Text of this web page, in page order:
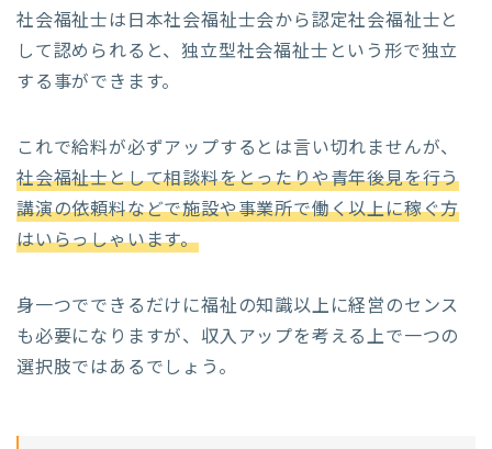
社会福祉士は日本社会福祉士会から認定社会福祉士と
して認められると、独立型社会福祉士という形で独立
する事ができます。
これで給料が必ずアップするとは言い切れませんが、
社会福祉士として相談料をとったりや青年後見を行う
講演の依頼料などで施設や事業所で働く以上に稼ぐ方
はいらっしゃいます。
身一つでできるだけに福祉の知識以上に経営のセンス
も必要になりますが、収入アップを考える上で一つの
選択肢ではあるでしょう。